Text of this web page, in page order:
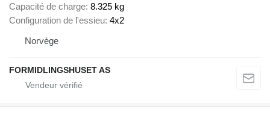
Capacité de charge 8.325 kg
Configuration de l'essieu 4x2
Norvège
FORMIDLINGSHUSET AS